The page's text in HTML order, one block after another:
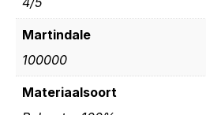
Martindale
100000
Materiaalsoort